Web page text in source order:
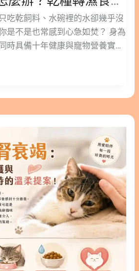
泌尿道問題的機率其實極低。臨
的病例，都屬於「貓自發性膀
Cystitis)」 (1)。 這是一
反應，其發病機制是多因性的，
和免疫系統異常所引發。常見的
道阻塞，導致貓咪完全尿不出來
迷思：為什麼貓咪泌尿道保養
然貓咪排尿不順的源頭往往來自
系統」，如果單純只針對「泌尿
防感染，效果當然非常有限，且
根據國際貓科醫學會的臨床指
與降低壓力緊迫感，是管理自發
。而在日常營養介入上，我強烈
」與「黏膜修護」雙管齊下的策
尿環境：關鍵機能營養成分解
吃乾飼料、水碗裡的水卻幾乎沒
是不是也常感到心急如焚？ 身為
時具備十年健康與寵物營養實務
期只以「乾飼料」為主食，身體
健康危機就會悄悄找上門。 今天
物營養學的角度與科學實證出
貓咪需要轉濕食，以及如何「無
加日常飲水量！ 版本閱讀>> 貓
夠？營養師教你補水方法 隱藏/
目錄 : 顯示/隱藏 1. 為什麼貓咪天
「乾乾」的致命隱憂 2. 實戰教
「乾糧轉濕食」？ 2.1. 階段一：
混食法） 2.2. 階段二：調整乾濕
2.3 階段三：尋找命定口感，適度
適合上班族的「半濕食」雙軌制 3.
嚀 4. 濕食與乾糧延伸閱讀 5. 貓
什麼貓咪天生不愛喝水？長期